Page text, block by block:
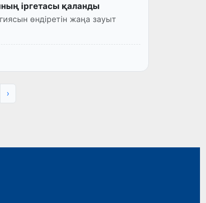
іргетасы қаланды
өндіретін жаңа зауыт
›